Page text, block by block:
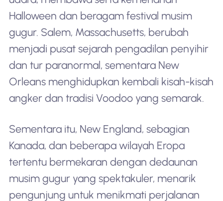
Halloween dan beragam festival musim
gugur. Salem, Massachusetts, berubah
menjadi pusat sejarah pengadilan penyihir
dan tur paranormal, sementara New
Orleans menghidupkan kembali kisah-kisah
angker dan tradisi Voodoo yang semarak.
Sementara itu, New England, sebagian
Kanada, dan beberapa wilayah Eropa
tertentu bermekaran dengan dedaunan
musim gugur yang spektakuler, menarik
pengunjung untuk menikmati perjalanan